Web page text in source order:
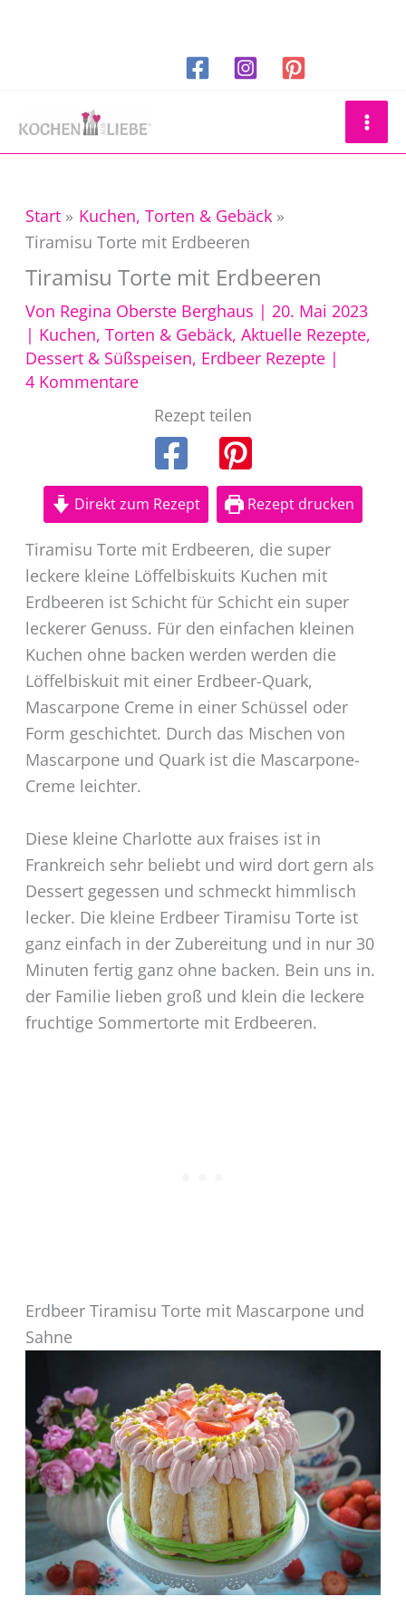
Start
Kuchen, Torten & Gebäck
Tiramisu Torte mit Erdbeeren
Tiramisu Torte mit Erdbeeren
Von Regina Oberste Berghaus | 20. Mai 2023
| Kuchen, Torten & Gebäck, Aktuelle Rezepte,
Dessert & Süßspeisen, Erdbeer Rezepte|
4 Kommentare
Rezept teilen
Direkt zum Rezept Rezept drucken
Tiramisu Torte mit Erdbeeren, die super
leckere kleine Löffelbiskuits Kuchen mit
Erdbeeren ist Schicht für Schicht ein super
leckerer Genuss. Für den einfachen kleinen
Kuchen ohne backen werden werden die
Löffelbiskuit mit einer Erdbeer-Quark,
Mascarpone Creme in einer Schüssel oder
Form geschichtet. Durch das Mischen von
Mascarpone und Quark ist die Mascarpone-
Creme leichter.
Diese kleine Charlotte aux fraises ist in
Frankreich sehr beliebt und wird dort gern als
Dessert gegessen und schmeckt himmlisch
lecker. Die kleine Erdbeer Tiramisu Torte ist
ganz einfach in der Zubereitung und in nur 30
Minuten fertig ganz ohne backen. Bein uns in.
der Familie lieben groß und klein die leckere
fruchtige Sommertorte mit Erdbeeren.
Erdbeer Tiramisu Torte mit Mascarpone und
Sahne